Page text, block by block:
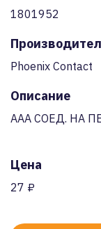
1801952
Phoenix Contact
Описание
AAA СОЕД. НА
Цена
27 ₽